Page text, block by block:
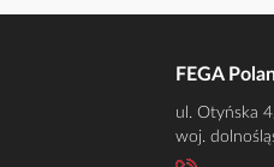
FEGA
ul. Otyńska
woj.